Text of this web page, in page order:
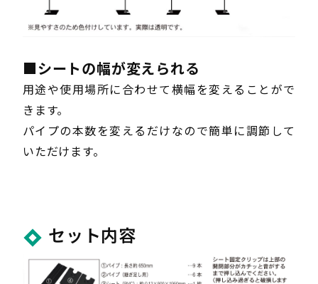
■シートの幅が変えられる
用途や使用場所に合わせて横幅を変えることがで
きます。
パイプの本数を変えるだけなので簡単に調節して
いただけます。
セット内容